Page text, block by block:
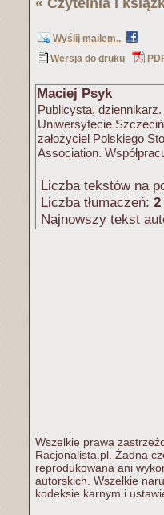
« Czytelnia i
Wyślij mailem..
Wersja do druku
Maciej Psyk
Publicysta, dziennikarz.
Uniwersytecie
założyciel Polskiego
Association.
Liczba tekstów na
Liczba tłumaczeń: 2
Najnowszy tekst
Wszelkie prawa
Racjonalista.pl. Żadna
reprodukowana ani
autorskich. Wszelkie
kodeksie karnym i